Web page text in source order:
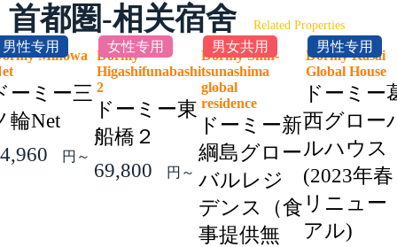
首都圏-相关宿舍 Related Properties
男性专用
Minowa
ーミー三
輪Net
円～
女性专用
Dormy
Higashifunabashi
2
ドーミー東
船橋２
69,800
円～
男女共用
Dormy Shin-
tsunashima
global
residence
ドーミー新
綱島グロー
バルレジ
デンス（食
事提供無
男性专用
Dormy Kasai
Global
ドーミー
西グロー
ルハウス
(2023年春
リニュー
アル)